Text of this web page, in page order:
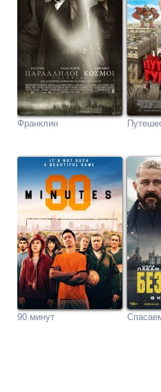
Франклин
90 минут